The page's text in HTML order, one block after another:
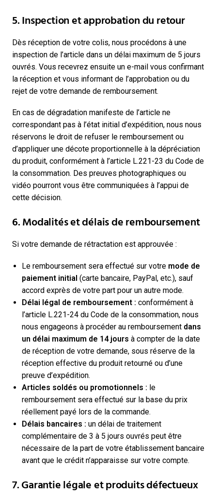
5. Inspection et approbation du retour
Dès réception de votre colis, nous procédons à une
inspection de l’article dans un délai maximum de 5 jours
ouvrés. Vous recevrez ensuite un e-mail vous confirmant
la réception et vous informant de l’approbation ou du
rejet de votre demande de remboursement.
En cas de dégradation manifeste de l’article ne
correspondant pas à l’état initial d’expédition, nous nous
réservons le droit de refuser le remboursement ou
d’appliquer une décote proportionnelle à la dépréciation
du produit, conformément à l’article L.221-23 du Code de
la consommation. Des preuves photographiques ou
vidéo pourront vous être communiquées à l’appui de
cette décision.
6. Modalités et délais de remboursement
Si votre demande de rétractation est approuvée :
Le remboursement sera effectué sur votre mode de
paiement initial (carte bancaire, PayPal, etc.), sauf
accord exprès de votre part pour un autre mode.
Délai légal de remboursement : conformément à
l’article L.221-24 du Code de la consommation, nous
nous engageons à procéder au remboursement dans
un délai maximum de 14 jours à compter de la date
de réception de votre demande, sous réserve de la
réception effective du produit retourné ou d’une
preuve d’expédition.
Articles soldés ou promotionnels : le
remboursement sera effectué sur la base du prix
réellement payé lors de la commande.
Délais bancaires : un délai de traitement
complémentaire de 3 à 5 jours ouvrés peut être
nécessaire de la part de votre établissement bancaire
avant que le crédit n’apparaisse sur votre compte.
7. Garantie légale et produits défectueux